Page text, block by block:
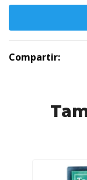
Compartir: